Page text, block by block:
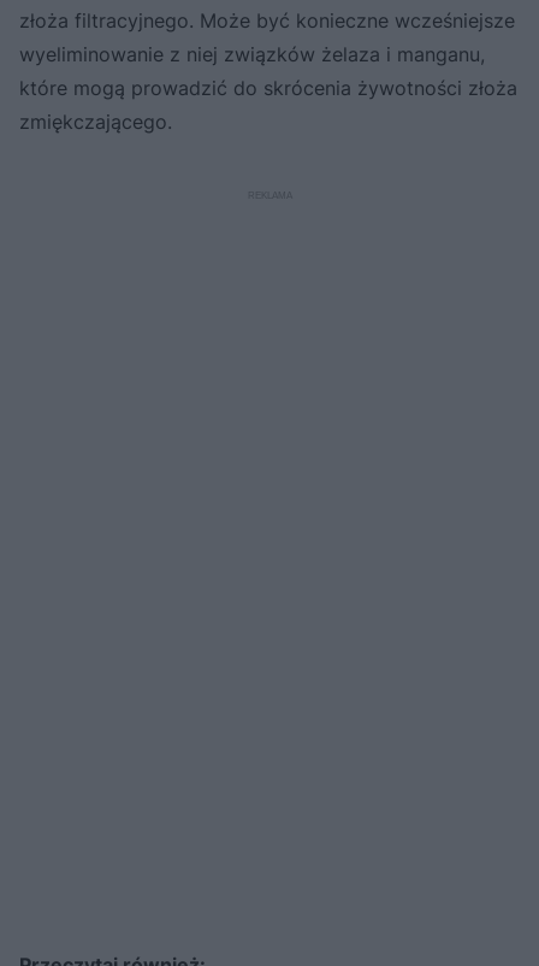
złoża filtracyjnego. Może być konieczne wcześniejsze
wyeliminowanie z niej związków żelaza i manganu,
które mogą prowadzić do skrócenia żywotności złoża
zmiękczającego.